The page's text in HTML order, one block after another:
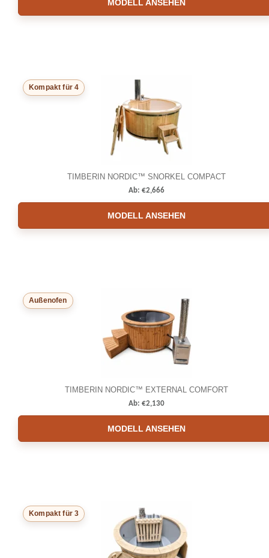
MODELL ANSEHEN
Kompakt für 4
TIMBERIN NORDIC™ SNORKEL COMPACT
Ab: €2,666
MODELL ANSEHEN
Außenofen
TIMBERIN NORDIC™ EXTERNAL COMFORT
Ab: €2,130
MODELL ANSEHEN
Kompakt für 3